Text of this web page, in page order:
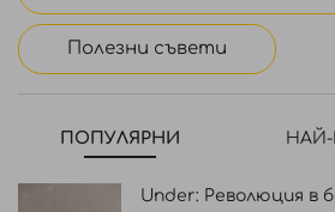
Полезни съвети
ПОПУЛЯРНИ
Under: Революция в